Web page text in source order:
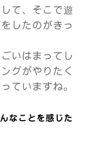
て、そこで遊
したのがきっ
いはまってし
グがやりたく
ていますね。
なことを感じた